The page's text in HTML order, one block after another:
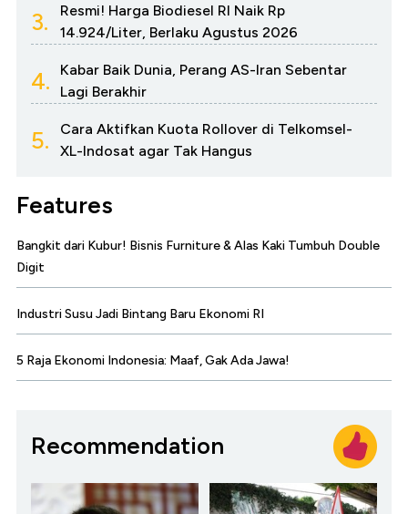
3.
Resmi! Harga Biodiesel RI Naik Rp
14.924/Liter, Berlaku Agustus 2026
4.
Kabar Baik Dunia, Perang AS-Iran Sebentar
Lagi Berakhir
5.
Cara Aktifkan Kuota Rollover di Telkomsel-
XL-Indosat agar Tak Hangus
Features
Bangkit dari Kubur! Bisnis Furniture & Alas Kaki Tumbuh Double
Digit
Industri Susu Jadi Bintang Baru Ekonomi RI
5 Raja Ekonomi Indonesia: Maaf, Gak Ada Jawa!
Recommendation